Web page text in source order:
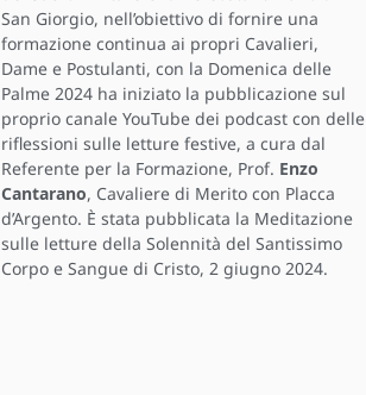
San Giorgio, nell’obiettivo di fornire una
formazione continua ai propri Cavalieri,
Dame e Postulanti, con la Domenica delle
Palme 2024 ha iniziato la pubblicazione sul
proprio canale YouTube dei podcast con delle
riflessioni sulle letture festive, a cura dal
Referente per la Formazione, Prof. Enzo
Cantarano, Cavaliere di Merito con Placca
d’Argento. È stata pubblicata la Meditazione
sulle letture della Solennità del Santissimo
Corpo e Sangue di Cristo, 2 giugno 2024.